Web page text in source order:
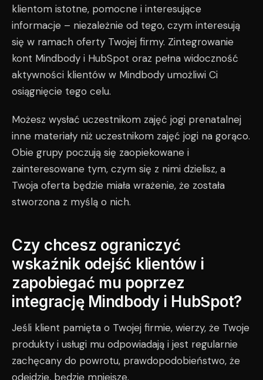
klientom istotne, pomocne i interesujące
informacje – niezależnie od tego, czym interesują
się w ramach oferty Twojej firmy. Zintegrowanie
kont Mindbody i HubSpot oraz pełna widoczność
aktywności klientów w Mindbody umożliwi Ci
osiągnięcie tego celu.
Możesz wysłać uczestnikom zajęć jogi prenatalnej
inne materiały niż uczestnikom zajęć jogi na gorąco.
Obie grupy poczują się zaopiekowane i
zainteresowane tym, czym się z nimi dzielisz, a
Twoja oferta będzie miała wrażenie, że została
stworzona z myślą o nich.
Czy chcesz ograniczyć
wskaźnik odejść klientów i
zapobiegać mu poprzez
integrację Mindbody i HubSpot?
Jeśli klient pamięta o Twojej firmie, wierzy, że Twoje
produkty i usługi mu odpowiadają i jest regularnie
zachęcany do powrotu, prawdopodobieństwo, że
odejdzie, będzie mniejsze.